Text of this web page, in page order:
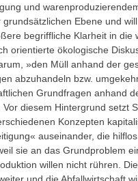
und
grundsätzlichen Ebene und
begriffliche Klarheit in die
orientierte ökologische
»den Müll anhand der
abzuhandeln bzw.
Grundfragen anhand
Vor diesem Hintergrund setzt
Konzepten
auseinander, die
sie an das Grundproblem
willen nicht rühren.